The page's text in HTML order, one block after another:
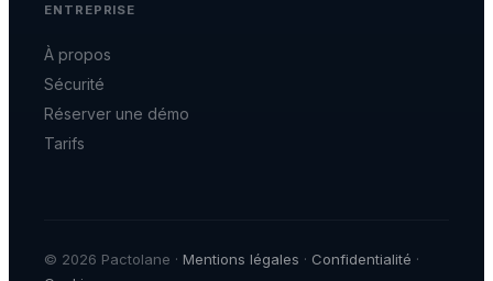
ENTREPRISE
À propos
Sécurité
Réserver une démo
Tarifs
© 2026 Pactolane · Mentions légales · Confidentialité ·